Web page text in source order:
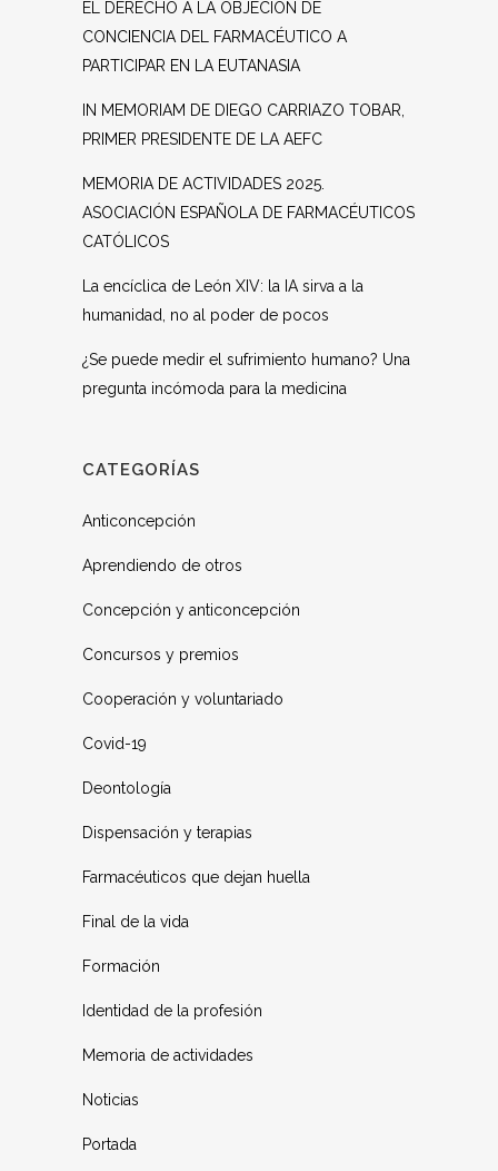
EL DERECHO A LA OBJECIÓN DE
CONCIENCIA DEL FARMACÉUTICO A
PARTICIPAR EN LA EUTANASIA
IN MEMORIAM DE DIEGO CARRIAZO TOBAR,
PRIMER PRESIDENTE DE LA AEFC
MEMORIA DE ACTIVIDADES 2025.
ASOCIACIÓN ESPAÑOLA DE FARMACÉUTICOS
CATÓLICOS
La encíclica de León XIV: la IA sirva a la
humanidad, no al poder de pocos
¿Se puede medir el sufrimiento humano? Una
pregunta incómoda para la medicina
CATEGORÍAS
Anticoncepción
Aprendiendo de otros
Concepción y anticoncepción
Concursos y premios
Cooperación y voluntariado
Covid-19
Deontología
Dispensación y terapias
Farmacéuticos que dejan huella
Final de la vida
Formación
Identidad de la profesión
Memoria de actividades
Noticias
Portada